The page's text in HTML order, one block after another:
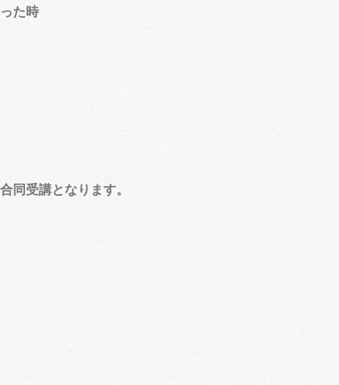
た時
受講となります。